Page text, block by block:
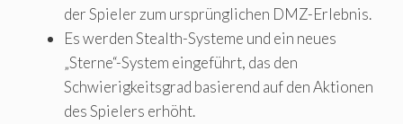
der Spieler zum ursprünglichen DMZ-Erlebnis.
Es werden Stealth-Systeme und ein neues
„Sterne“-System eingeführt, das den
Schwierigkeitsgrad basierend auf den Aktionen
des Spielers erhöht.